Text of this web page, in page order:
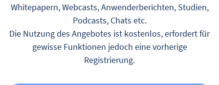
Whitepapern, Webcasts, Anwenderberichten, Studien,
Podcasts, Chats etc.
Die Nutzung des Angebotes ist kostenlos, erfordert für
gewisse Funktionen jedoch eine vorherige
Registrierung.